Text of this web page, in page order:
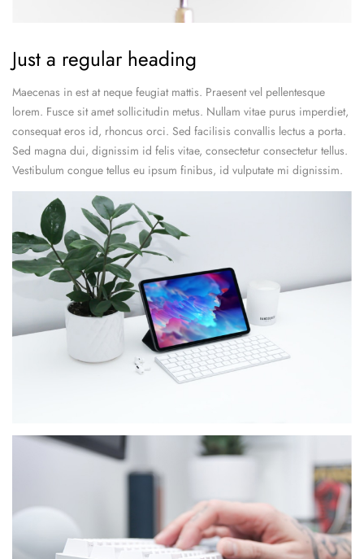
Just a regular heading
Maecenas in est at neque feugiat mattis. Praesent vel pellentesque
lorem. Fusce sit amet sollicitudin metus. Nullam vitae purus imperdiet,
consequat eros id, rhoncus orci. Sed facilisis convallis lectus a porta.
Sed magna dui, dignissim id felis vitae, consectetur consectetur tellus.
Vestibulum congue tellus eu ipsum finibus, id vulputate mi dignissim.